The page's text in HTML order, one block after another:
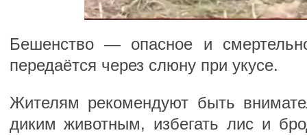
Бешенство — опасное и
передаётся через слюну при укусе.
Жителям рекомендуют быть
диким животным, избегать лис и